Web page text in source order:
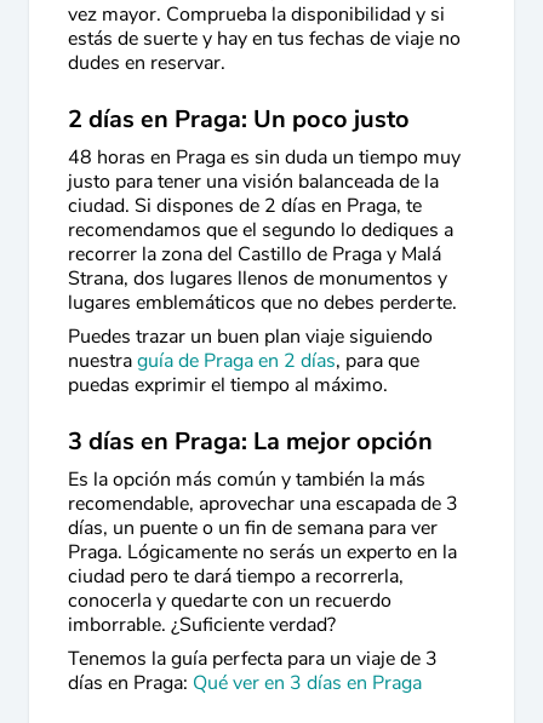
vez mayor. Comprueba la disponibilidad y si
estás de suerte y hay en tus fechas de viaje no
dudes en reservar.
2 días en Praga: Un poco justo
48 horas en Praga es sin duda un tiempo muy
justo para tener una visión balanceada de la
ciudad. Si dispones de 2 días en Praga, te
recomendamos que el segundo lo dediques a
recorrer la zona del Castillo de Praga y Malá
Strana, dos lugares llenos de monumentos y
lugares emblemáticos que no debes perderte.
Puedes trazar un buen plan viaje siguiendo
nuestraguía de Praga en 2 días, para que
puedas exprimir el tiempo al máximo.
3 días en Praga: La mejor opción
Es la opción más común y también la más
recomendable, aprovechar una escapada de 3
días, un puente o un fin de semana para ver
Praga. Lógicamente no serás un experto en la
ciudad pero te dará tiempo a recorrerla,
conocerla y quedarte con un recuerdo
imborrable. ¿Suficiente verdad?
Tenemos la guía perfecta para un viaje de 3
días en Praga: Qué ver en 3 días en Praga